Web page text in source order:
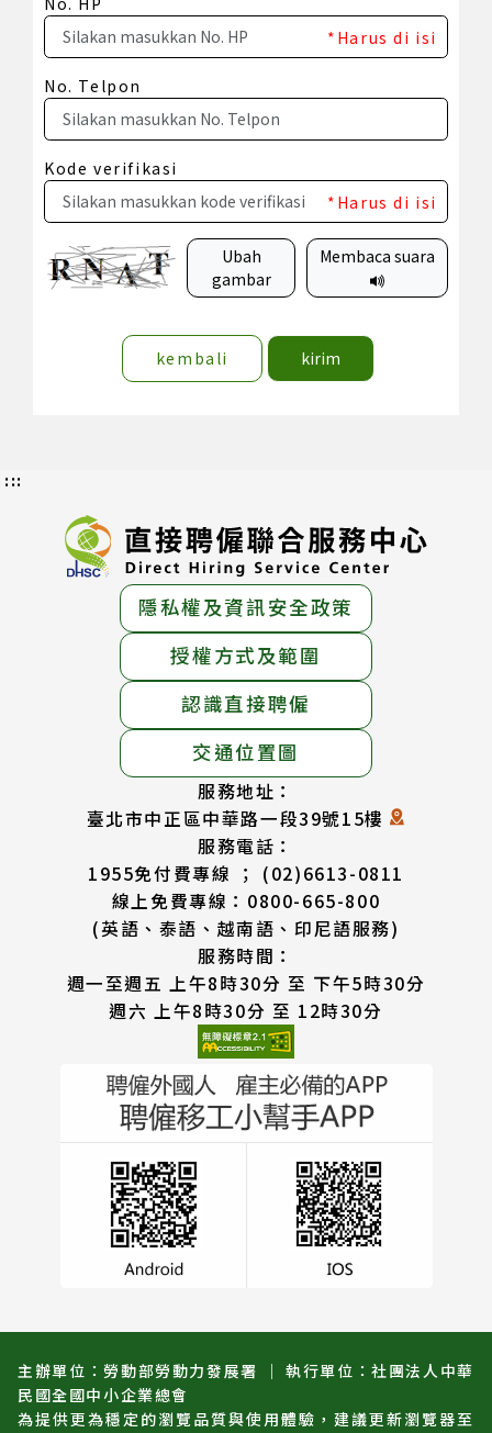
*Harus di isi
No. Telpon
Kode verifikasi
*Harus di isi
Ubah
gambar
Membaca suara
kembali kirim
:::
隱私權及資訊安全政策
授權方式及範圍
認識直接聘僱
交通位置圖
服務地址：
臺北市中正區中華路一段39號15樓
服務電話：
1955免付費專線 ； (02)6613-0811
線上免費專線：0800-665-800
(英語、泰語、越南語、印尼語服務)
服務時間：
週一至週五 上午8時30分 至 下午5時30分
週六 上午8時30分 至 12時30分
主辦單位：勞動部勞動力發展署 ｜ 執行單位：社團法人中華
民國全國中小企業總會
為提供更為穩定的瀏覽品質與使用體驗，建議更新瀏覽器至